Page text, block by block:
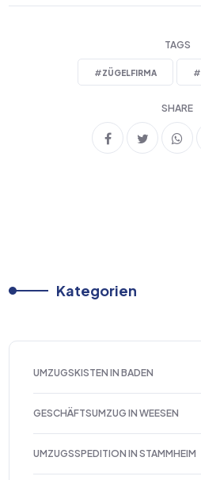
TAGS
#ZÜGELFIRMA #
SHARE
Kategorien
UMZUGSKISTEN IN BADEN
GESCHÄFTSUMZUG IN WEESEN
UMZUGSSPEDITION IN STAMMHEIM